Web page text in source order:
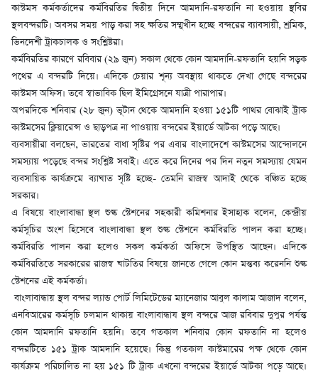
কাস্টমস কর্মকর্তাদের কর্মবিরতির দ্বিতীয় দিনে আমদানি-রফতানি না হওয়ায় স্থবির
স্থলবন্দরটি। অবসর সময় পাড় করা সহ ক্ষতির সম্মুখীন হচ্ছে বন্দরের ব্যাবসায়ী, শ্রমিক,
ভিনদেশী ট্রাকচালক ও সংশ্লিষ্টরা।
কর্মবিরতির কারণে রবিবার (২৯ জুন) সকাল থেকে কোন আমদানি-রফতানি হয়নি সড়ক
পথের এ বন্দরটি দিয়ে। এদিকে চেয়ার শূন্য অবস্থায় থাকতে দেখা গেছে বন্দরের
কাস্টমস অফিস। তবে স্বাভাবিক ছিল ইমিগ্রেসনে যাত্রী পারাপার।
অপরদিকে শনিবার (২৮ জুন) ভূটান থেকে আমদানি হওয়া ১৫১টি পাথর বোঝাই ট্রাক
কাস্টমসের ক্লিয়ারেন্স ও ছাড়পত্র না পাওয়ায় বন্দরের ইয়ার্ডে আটকা পড়ে আছে।
ব্যবসায়ীরা বলছেন, ভারতের বাধা সৃষ্টির পর এবার বাংলাদেশে কাস্টমসের আন্দোলনে
সমস্যায় পড়েছে বন্দর সংশ্লিষ্ট সবাই। এতে করে দিনের পর দিন নতুন সমস্যায় যেমন
ব্যবসায়িক কার্যক্রমে ব্যাঘাত সৃষ্টি হচ্ছে- তেমনি রাজস্ব আদাই থেকে বঞ্চিত হচ্ছে
সরকার।
এ বিষয়ে বাংলাবান্ধা স্থল শুল্ক স্টেশনের সহকারী কমিশনার ইসাহাক বলেন, কেন্দ্রীয়
কর্মসূচির অংশ হিসেবে বাংলাবান্ধা স্থল শুল্ক স্টেশনে কর্মবিরতি পালন করা হচ্ছে।
কর্মবিরতি পালন করা হলেও সকল কর্মকর্তা অফিসে উপস্থিত আছেন। এদিকে
কর্মবিরতিতে সরকারের রাজস্ব ঘাটতির বিষয়ে জানতে গেলে কোন মন্তব্য করেননি শুল্ক
স্টেশনের এই কর্মকর্তা।
বাংলাবান্ধায় স্থল বন্দর ল্যান্ড পোর্ট লিমিটেডের ম্যানেজার আবুল কালাম আজাদ বলেন,
এনবিআরের কর্মসূচি চলমান থাকায় বাংলাবান্ধায স্থল বন্দরে আজ রবিবার দুপুর পর্যন্ত
কোন আমদানি রফতানি হয়নি। তবে গতকাল শনিবার কোন রফতানি না হলেও
বন্দরটিতে ১৫১ ট্রাক আমদানি হয়েছে। কিন্তু গতকাল কাস্টমারের পক্ষ থেকে কোন
কার্যক্রম পরিচালিত না হয় ১৫১ টি ট্রাক এখনো বন্দরের ইয়ার্ডে আটকা পড়ে আছে।